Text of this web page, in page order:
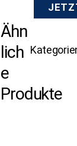
Ähn
lich
e
Produkte